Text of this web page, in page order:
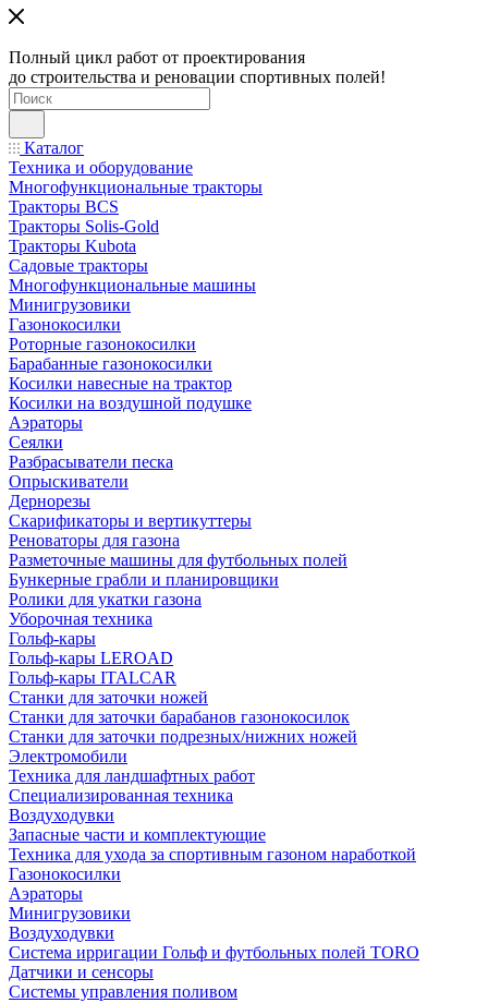
Полный цикл работ от проектирования
до строительства и реновации спортивных полей!
Каталог
Техника и оборудование
Многофункциональные тракторы
Тракторы BCS
Тракторы Solis-Gold
Тракторы Kubota
Садовые тракторы
Многофункциональные машины
Минигрузовики
Газонокосилки
Роторные газонокосилки
Барабанные газонокосилки
Косилки навесные на трактор
Косилки на воздушной подушке
Аэраторы
Сеялки
Разбрасыватели песка
Опрыскиватели
Дернорезы
Скарификаторы и вертикуттеры
Реноваторы для газона
Разметочные машины для футбольных полей
Бункерные грабли и планировщики
Ролики для укатки газона
Уборочная техника
Гольф-кары
Гольф-кары LEROAD
Гольф-кары ITALCAR
Станки для заточки ножей
Станки для заточки барабанов газонокосилок
Станки для заточки подрезных/нижних ножей
Электромобили
Техника для ландшафтных работ
Специализированная техника
Воздуходувки
Запасные части и комплектующие
Техника для ухода за спортивным газоном наработкой
Газонокосилки
Аэраторы
Минигрузовики
Воздуходувки
Система ирригации Гольф и футбольных полей TORO
Датчики и сенсоры
Системы управления поливом